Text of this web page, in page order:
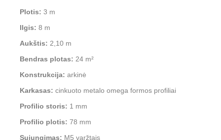
Plotis: 3 m
Ilgis: 8 m
Aukštis: 2,10 m
Bendras plotas: 24 m²
Konstrukcija: arkinė
Karkasas: cinkuoto metalo omega formos profiliai
Profilio storis: 1 mm
Profilio plotis: 78 mm
Sujungimas: M5 varžtais